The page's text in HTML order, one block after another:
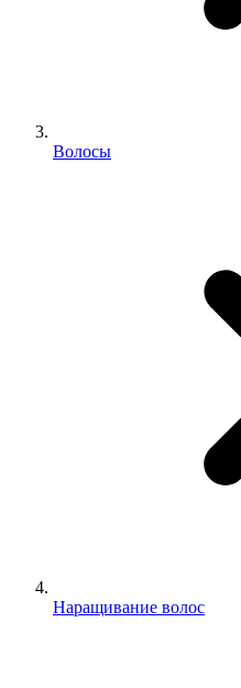
Волосы
Наращивание волос